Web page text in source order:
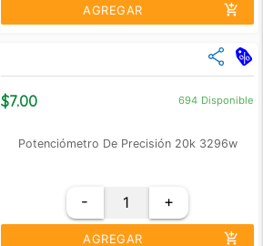
AGREGAR add_shopping_cart
close
Precio Unidad
$7.00 694 Disponible
Potenciómetro De Precisión 20k 3296w
- +
AGREGAR add_shopping_cart